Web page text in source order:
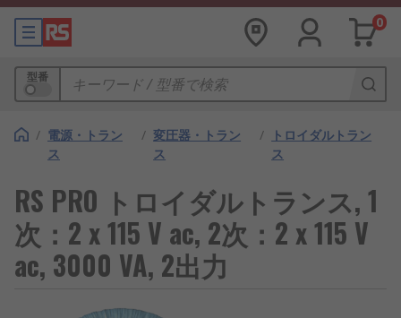
0
型番
/ 電源・トラン
ス
/ 変圧器・トラン
ス
/
トロイダルトラン
ス
RS PRO トロイダルトランス, 1
次：2 x 115 V ac, 2次：2 x 115 V
ac, 3000 VA, 2出力